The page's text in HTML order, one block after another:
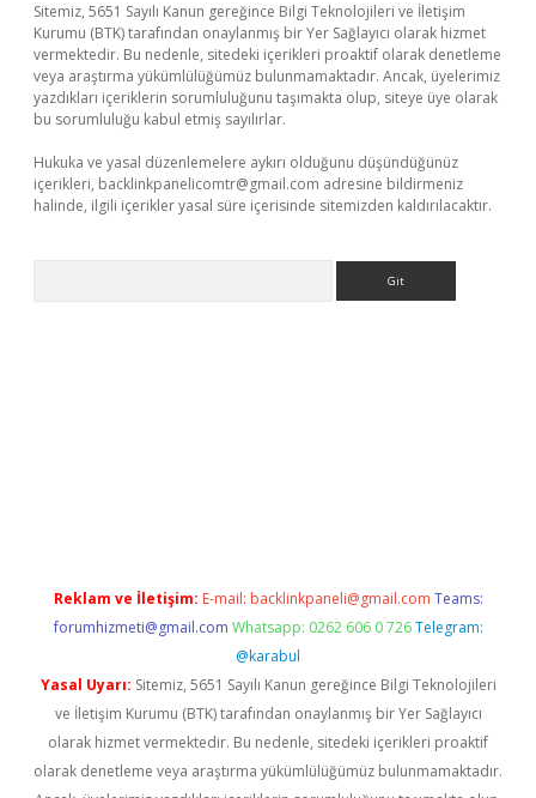
Sitemiz, 5651 Sayılı Kanun gereğince Bilgi Teknolojileri ve İletişim
Kurumu (BTK) tarafından onaylanmış bir Yer Sağlayıcı olarak hizmet
vermektedir. Bu nedenle, sitedeki içerikleri proaktif olarak denetleme
veya araştırma yükümlülüğümüz bulunmamaktadır. Ancak, üyelerimiz
yazdıkları içeriklerin sorumluluğunu taşımakta olup, siteye üye olarak
bu sorumluluğu kabul etmiş sayılırlar.
Hukuka ve yasal düzenlemelere aykırı olduğunu düşündüğünüz
içerikleri, backlinkpanelicomtr@gmail.com adresine bildirmeniz
halinde, ilgili içerikler yasal süre içerisinde sitemizden kaldırılacaktır.
Reklam ve İletişim: E-mail: backlinkpaneli@gmail.com Teams:
forumhizmeti@gmail.com Whatsapp: 0262 606 0 726 Telegram:
@karabul
Yasal Uyarı: Sitemiz, 5651 Sayılı Kanun gereğince Bilgi Teknolojileri
ve İletişim Kurumu (BTK) tarafından onaylanmış bir Yer Sağlayıcı
olarak hizmet vermektedir. Bu nedenle, sitedeki içerikleri proaktif
olarak denetleme veya araştırma yükümlülüğümüz bulunmamaktadır.